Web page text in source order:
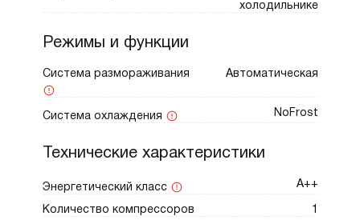
холодильнике
Режимы и функции
Система размораживания Автоматическая
Система охлаждения NoFrost
Технические характеристики
Энергетический класс А++
Количество компрессоров 1